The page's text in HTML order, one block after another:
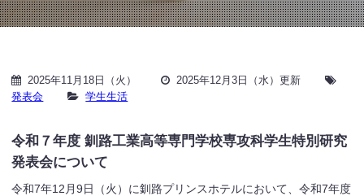
2025年11月18日（火）
2025年12月3日（水）更新
発表会
学生生活
令和７年度 釧路工業高等専門学校専攻科学生特別研究
発表会について
令和7年12月9日（火）に釧路プリンスホテルにおいて、令和7年度